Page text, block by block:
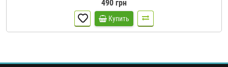
490 грн
Купить